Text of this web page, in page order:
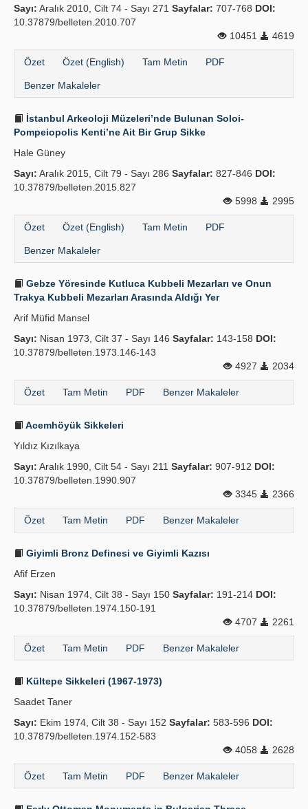
Sayı: Aralık 2010, Cilt 74 - Sayı 271 Sayfalar: 707-768 DOI:
10.37879/belleten.2010.707
10451
4619
Özet Özet (English) Tam Metin PDF
Benzer Makaleler
İstanbul Arkeoloji Müzeleri’nde Bulunan Soloi-
Pompeiopolis Kenti’ne Ait Bir Grup Sikke
Hale Güney
Sayı: Aralık 2015, Cilt 79 - Sayı 286 Sayfalar: 827-846 DOI:
10.37879/belleten.2015.827
5998
2995
Özet Özet (English) Tam Metin PDF
Benzer Makaleler
Gebze Yöresinde Kutluca Kubbeli Mezarları ve Onun
Trakya Kubbeli Mezarları Arasında Aldığı Yer
Arif Müfid Mansel
Sayı: Nisan 1973, Cilt 37 - Sayı 146 Sayfalar: 143-158 DOI:
10.37879/belleten.1973.146-143
4927
2034
Özet Tam Metin PDF Benzer Makaleler
Acemhöyük Sikkeleri
Yıldız Kızılkaya
Sayı: Aralık 1990, Cilt 54 - Sayı 211 Sayfalar: 907-912 DOI:
10.37879/belleten.1990.907
3345
2366
Özet Tam Metin PDF Benzer Makaleler
Giyimli Bronz Definesi ve Giyimli Kazısı
Afif Erzen
Sayı: Nisan 1974, Cilt 38 - Sayı 150 Sayfalar: 191-214 DOI:
10.37879/belleten.1974.150-191
4707
2261
Özet Tam Metin PDF Benzer Makaleler
Kültepe Sikkeleri (1967-1973)
Saadet Taner
Sayı: Ekim 1974, Cilt 38 - Sayı 152 Sayfalar: 583-596 DOI:
10.37879/belleten.1974.152-583
4058
2628
Özet Tam Metin PDF Benzer Makaleler